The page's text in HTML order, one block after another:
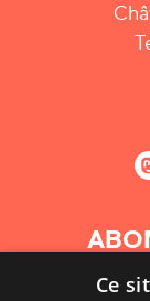
Ce